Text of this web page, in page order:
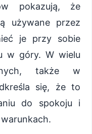
pokazują, że
używane przez
je przy sobie
w góry. W wielu
także w
się, że to
do spokoju i